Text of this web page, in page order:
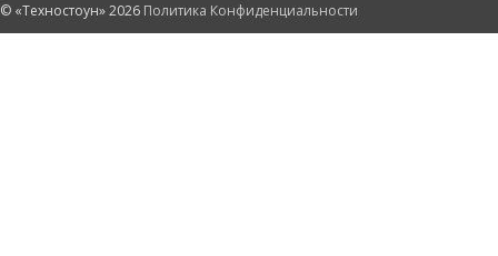
© «Техностоун» 2026 Политика Конфиденциальности